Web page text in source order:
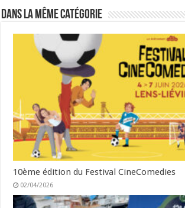
Dans la même catégorie
10ème édition du Festival CineComedies
02/04/2026